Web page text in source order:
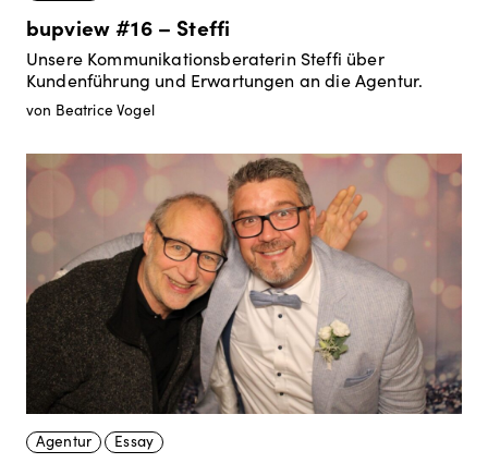
bupview #16 – Steffi
Unsere Kommunikationsberaterin Steffi über
Kundenführung und Erwartungen an die Agentur.
von Beatrice Vogel
Agentur Essay